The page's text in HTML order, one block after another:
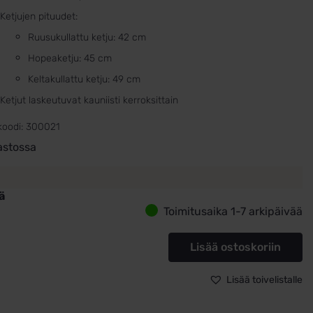
Ketjujen pituudet:
Ruusukullattu ketju: 42 cm
Hopeaketju: 45 cm
Keltakullattu ketju: 49 cm
Ketjut laskeutuvat kauniisti kerroksittain
300021
Toimitusaika 1-7 arkipäivää
Lisää ostoskoriin
Lisää toivelistalle